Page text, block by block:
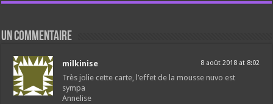
un commentaire
milkinise 8 août 2018 at 8:02
Très jolie cette carte, l’effet de la mousse nuvo est
sympa
Annelise